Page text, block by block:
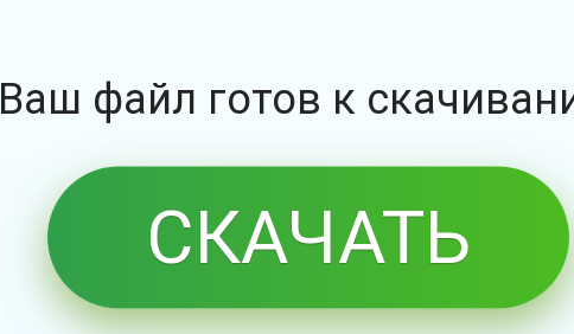
Ваш файл готов к
СКАЧАТЬ